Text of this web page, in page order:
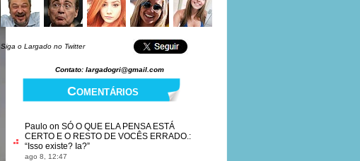
Siga o Largado no Twitter
Contato: largadogri@gmail.com
Comentários
Paulo on SÓ O QUE ELA PENSA ESTÁ
CERTO E O RESTO DE VOCÊS ERRADO.:
“ Isso existe? Ia?”
ago 8, 12:47